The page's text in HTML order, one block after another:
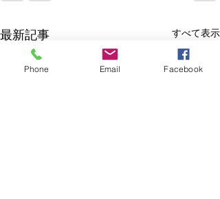
最新記事 すべて表示
Phone Email Facebook